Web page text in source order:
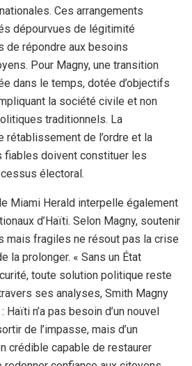
Ces arrangements
dépourvues de légitimité
de répondre aux besoins
Pour Magny, une transition
dans le temps, dotée d’objectifs
la société civile et non
traditionnels. La
rétablissement de l’ordre et la
fiables doivent constituer les
électoral.
Miami Herald interpelle également
d’Haïti. Selon Magny, soutenir
mais fragiles ne résout pas la crise
la prolonger. « Sans un État
toute solution politique reste
ses analyses, Smith Magny
n’a pas besoin d’un nouvel
de l’impasse, mais d’un
crédible capable de restaurer